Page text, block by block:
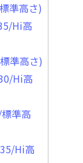
準高さ)
Hi高
準高さ)
Hi高
準高
Hi高